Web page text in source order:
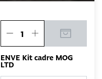
ENVE Kit cadre MOG
LTD